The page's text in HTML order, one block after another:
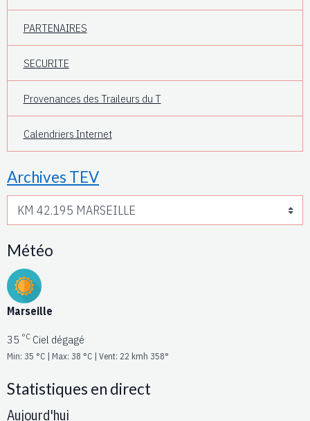
PARTENAIRES
SECURITE
Provenances des Traileurs du T
Calendriers Internet
Archives TEV
Météo
Marseille
35 °C Ciel dégagé
Min: 35 °C | Max: 38 °C | Vent: 22 kmh 358°
Statistiques en direct
Aujourd'hui